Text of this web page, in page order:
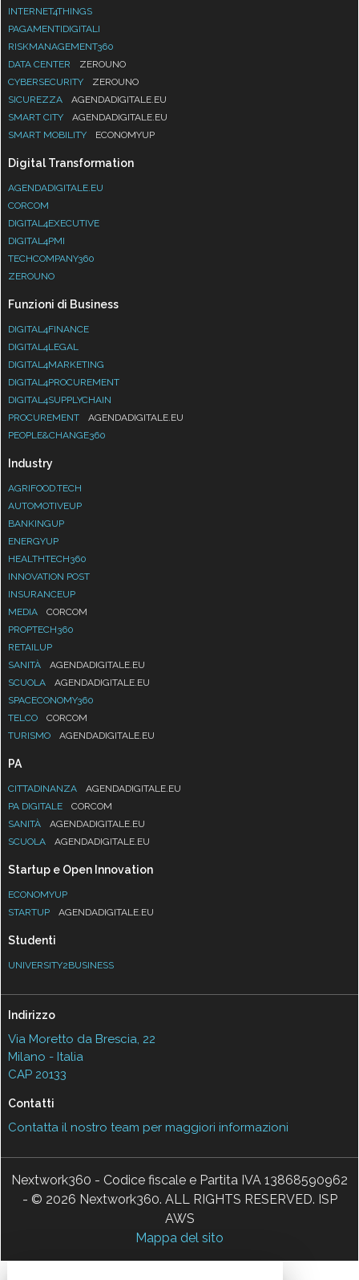
INTERNET4THINGS
PAGAMENTIDIGITALI
RISKMANAGEMENT360
DATA CENTER
ZEROUNO
CYBERSECURITY
ZEROUNO
SICUREZZA
AGENDADIGITALE.EU
SMART CITY
AGENDADIGITALE.EU
SMART MOBILITY
ECONOMYUP
Digital Transformation
AGENDADIGITALE.EU
CORCOM
DIGITAL4EXECUTIVE
DIGITAL4PMI
TECHCOMPANY360
ZEROUNO
Funzioni di Business
DIGITAL4FINANCE
DIGITAL4LEGAL
DIGITAL4MARKETING
DIGITAL4PROCUREMENT
DIGITAL4SUPPLYCHAIN
PROCUREMENT
AGENDADIGITALE.EU
PEOPLE&CHANGE360
Industry
AGRIFOOD.TECH
AUTOMOTIVEUP
BANKINGUP
ENERGYUP
HEALTHTECH360
INNOVATION POST
INSURANCEUP
MEDIA
CORCOM
PROPTECH360
RETAILUP
SANITÀ
AGENDADIGITALE.EU
SCUOLA
AGENDADIGITALE.EU
SPACECONOMY360
TELCO
CORCOM
TURISMO
AGENDADIGITALE.EU
PA
CITTADINANZA
AGENDADIGITALE.EU
PA DIGITALE
CORCOM
SANITÀ
AGENDADIGITALE.EU
SCUOLA
AGENDADIGITALE.EU
Startup e Open Innovation
ECONOMYUP
STARTUP
AGENDADIGITALE.EU
Studenti
UNIVERSITY2BUSINESS
Indirizzo
Via Moretto da Brescia, 22
Milano - Italia
CAP 20133
Contatti
Contatta il nostro team per maggiori informazioni
Nextwork360 - Codice fiscale e Partita IVA 13868590962
- © 2026 Nextwork360. ALL RIGHTS RESERVED. ISP
AWS
Mappa del sito